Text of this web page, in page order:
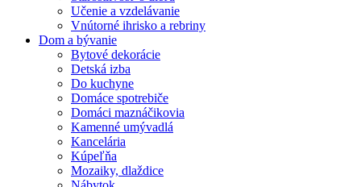
Učenie a vzdelávanie
Vnútorné ihrisko a rebriny
Dom a bývanie
Bytové dekorácie
Detská izba
Do kuchyne
Domáce spotrebiče
Domáci maznáčikovia
Kamenné umývadlá
Kancelária
Kúpeľňa
Mozaiky, dlaždice